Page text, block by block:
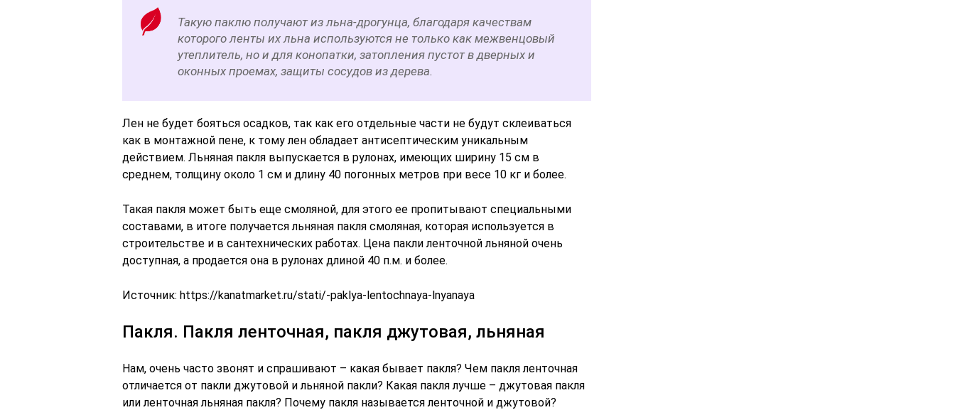
Такую паклю получают из льна-дрогунца, благодаря качествам
которого ленты их льна используются не только как межвенцовый
утеплитель, но и для конопатки, затопления пустот в дверных и
оконных проемах, защиты сосудов из дерева.
Лен не будет бояться осадков, так как его отдельные части не будут склеиваться
как в монтажной пене, к тому лен обладает антисептическим уникальным
действием. Льняная пакля выпускается в рулонах, имеющих ширину 15 см в
среднем, толщину около 1 см и длину 40 погонных метров при весе 10 кг и более.
Такая пакля может быть еще смоляной, для этого ее пропитывают специальными
составами, в итоге получается льняная пакля смоляная, которая используется в
строительстве и в сантехнических работах. Цена пакли ленточной льняной очень
доступная, а продается она в рулонах длиной 40 п.м. и более.
Источник: https://kanatmarket.ru/stati/-paklya-lentochnaya-lnyanaya
Пакля. Пакля ленточная, пакля джутовая, льняная
Нам, очень часто звонят и спрашивают – какая бывает пакля? Чем пакля ленточная
отличается от пакли джутовой и льняной пакли? Какая пакля лучше – джутовая пакля
или ленточная льняная пакля? Почему пакля называется ленточной и джутовой?